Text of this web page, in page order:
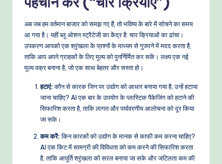
अब जब हम वर्तमान बाजार को समझ गए हैं, तो भविष्य के बारे में सोचने का समय
आ गया है। यहीं ब्लू ओशन स्ट्रैटेजी का केंद्र है: चार क्रियाओं का ढांचा।
उपकरण आपको एक श्रृंखला के प्रश्नों के माध्यम से गुजरने में मदद करता है,
ताकि आप अपने ग्राहकों के लिए मूल्य को पुनर्निर्मित कर सकें। लक्ष्य एक नई
मूल्य वक्र बनाना है, जो एक साथ बेहतर और सस्ता हो।
हटाएं:कौन से कारक जिन पर उद्योग को आधार बनाया गया है, उन्हें हटाया
जाना चाहिए? AI एक बार के उपयोग के प्लास्टिक पैकेजिंग को हटाने की
सिफारिश करता है, ताकि लागत और पर्यावरणीय आलोचना को दूर किया
जा सके।
कम करें:किन कारकों को उद्योग के मानक से काफी कम करना चाहिए?
AI एक किट में सामग्री की विविधता को कम करने की सिफारिश करता
है, ताकि आपूर्ति श्रृंखला को सरल बनाया जा सके और जटिलता कम की